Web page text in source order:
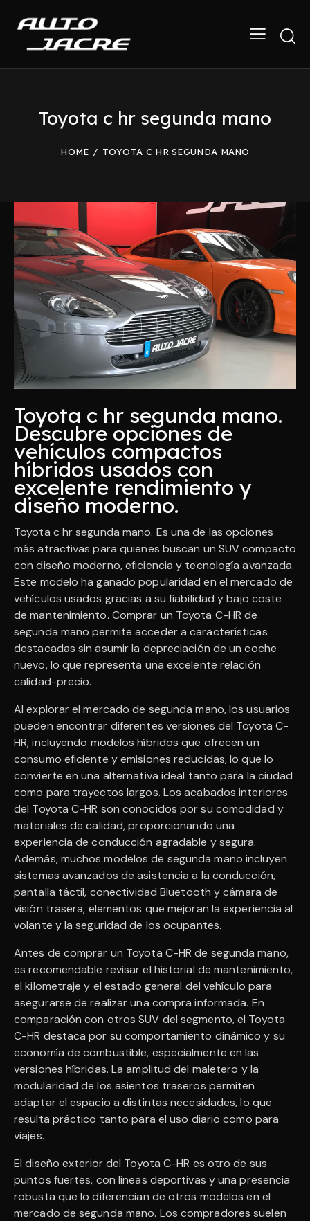
Toyota c hr segunda mano
HOME TOYOTA C HR SEGUNDA MANO
Toyota c hr segunda mano.
Descubre opciones de
vehículos compactos
híbridos usados con
excelente rendimiento y
diseño moderno.
Toyota c hr segunda mano. Es una de las opciones
más atractivas para quienes buscan un SUV compacto
con diseño moderno, eficiencia y tecnología avanzada.
Este modelo ha ganado popularidad en el mercado de
vehículos usados gracias a su fiabilidad y bajo coste
de mantenimiento. Comprar un Toyota C-HR de
segunda mano permite acceder a características
destacadas sin asumir la depreciación de un coche
nuevo, lo que representa una excelente relación
calidad-precio.
Al explorar el mercado de segunda mano, los usuarios
pueden encontrar diferentes versiones del Toyota C-
HR, incluyendo modelos híbridos que ofrecen un
consumo eficiente y emisiones reducidas, lo que lo
convierte en una alternativa ideal tanto para la ciudad
como para trayectos largos. Los acabados interiores
del Toyota C-HR son conocidos por su comodidad y
materiales de calidad, proporcionando una
experiencia de conducción agradable y segura.
Además, muchos modelos de segunda mano incluyen
sistemas avanzados de asistencia a la conducción,
pantalla táctil, conectividad Bluetooth y cámara de
visión trasera, elementos que mejoran la experiencia al
volante y la seguridad de los ocupantes.
Antes de comprar un Toyota C-HR de segunda mano,
es recomendable revisar el historial de mantenimiento,
el kilometraje y el estado general del vehículo para
asegurarse de realizar una compra informada. En
comparación con otros SUV del segmento, el Toyota
C-HR destaca por su comportamiento dinámico y su
economía de combustible, especialmente en las
versiones híbridas. La amplitud del maletero y la
modularidad de los asientos traseros permiten
adaptar el espacio a distintas necesidades, lo que
resulta práctico tanto para el uso diario como para
viajes.
El diseño exterior del Toyota C-HR es otro de sus
puntos fuertes, con líneas deportivas y una presencia
robusta que lo diferencian de otros modelos en el
mercado de segunda mano. Los compradores suelen